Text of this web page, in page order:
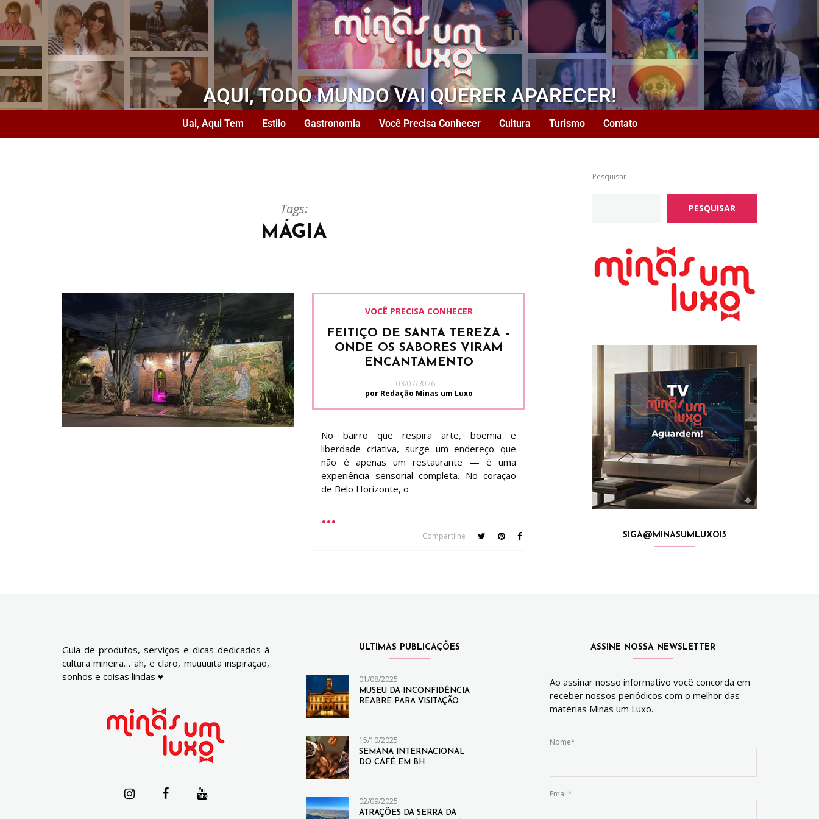
AQUI, TODO MUNDO VAI QUERER APARECER!
Uai, Aqui Tem Estilo Gastronomia Você Precisa Conhecer Cultura Turismo Contato
Tags:
MÁGIA
VOCÊ PRECISA CONHECER
FEITIÇO DE SANTA TEREZA –
ONDE OS SABORES VIRAM
ENCANTAMENTO
03/07/2026
por Redação Minas um Luxo
No bairro que respira arte, boemia e
liberdade criativa, surge um endereço que
não é apenas um restaurante — é uma
experiência sensorial completa. No coração
de Belo Horizonte, o
Compartilhe
Pesquisar
PESQUISAR
SIGA@MINASUMLUXO13
Guia de produtos, serviços e dicas dedicados à
cultura mineira… ah, e claro, muuuuita inspiração,
sonhos e coisas lindas ♥
ULTIMAS PUBLICAÇÕES
01/08/2025
MUSEU DA INCONFIDÊNCIA
REABRE PARA VISITAÇÃO
15/10/2025
SEMANA INTERNACIONAL
DO CAFÉ EM BH
02/09/2025
ATRAÇÕES DA SERRA DA
ASSINE NOSSA NEWSLETTER
Ao assinar nosso informativo você concorda em
receber nossos periódicos com o melhor das
matérias Minas um Luxo.
Nome*
Email*